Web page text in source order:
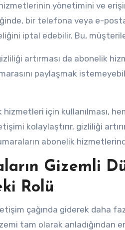
yönetimini ve
bir telefona veya e-
iptal edebilir. Bu,
artırması da abonelik
paylaşmak
hizmetleri için kullanılması,
kolaylaştırır, gizliliği
abonelik
Gizemli
Rolü
çağında giderek daha
tam olarak anladığından